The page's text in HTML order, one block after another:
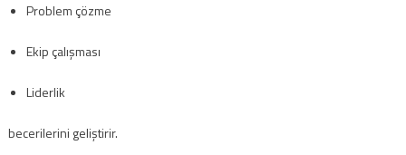
Problem çözme
Ekip çalışması
Liderlik
becerilerini geliştirir.